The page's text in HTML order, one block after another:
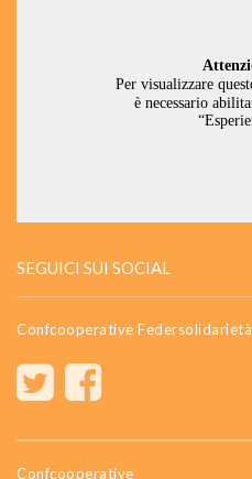
SEGUICI SUI SOCIAL
Confcooperative Federsolidarietà
Confcooperative